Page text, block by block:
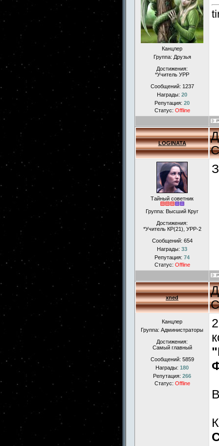
Канцлер
Группа: Друзья
Достижения:
*Учитель УРР
Сообщений: 1237
Награды: 20
Репутация: 20
Статус: Offline
LOGINATA
Тайный советник
Группа: Высший Круг
Достижения:
*Учитель КР(21), УРР-2
Сообщений: 654
Награды: 33
Репутация: 74
Статус: Offline
xned
Канцлер
Группа: Администраторы
Достижения:
Самый главный
Сообщений: 5859
Награды: 180
Репутация: 266
Статус: Offline